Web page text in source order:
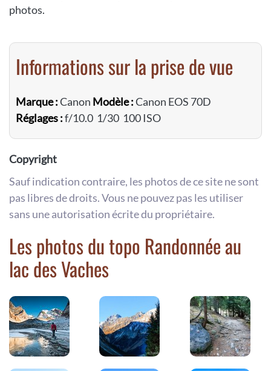
photos.
Informations sur la prise de vue
Marque :Canon Modèle :Canon EOS 70D
Réglages :f/10.0 1/30 100 ISO
Copyright
Sauf indication contraire, les photos de ce site ne sont
pas libres de droits. Vous ne pouvez pas les utiliser
sans une autorisation écrite du propriétaire.
Les photos du topo Randonnée au
lac des Vaches